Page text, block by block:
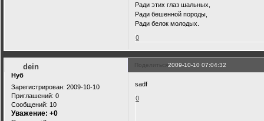
Ради этих глаз шальных,
Ради бешенной породы,
Ради белок молодых.
0
Поделиться2009-10-10 07:04:32
dein
Нуб
Зарегистрирован: 2009-10-10
Приглашений: 0
Сообщений: 10
Уважение: +0
sadf
0